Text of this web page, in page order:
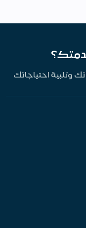
احتياجاتك